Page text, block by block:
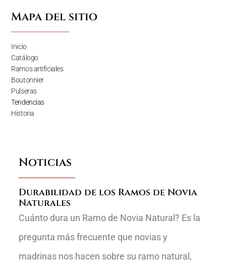
Mapa del sitio
Inicio
Catálogo
Ramos artificiales
Boutonnier
Pulseras
Tendencias
Historia
Noticias
Durabilidad de los Ramos de Novia
Naturales
Cuánto dura un Ramo de Novia Natural? Es la
pregunta más frecuente que novias y
madrinas nos hacen sobre su ramo natural,